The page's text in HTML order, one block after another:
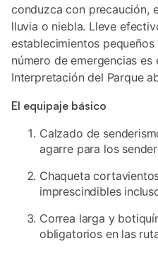
conduzca con precaución,
lluvia o niebla. Lleve
establecimientos
número de emergencias es
Interpretación del Parque
El equipaje básico
Calzado de
agarre para los
Chaqueta
imprescindibles
Correa larga y
obligatorios en las